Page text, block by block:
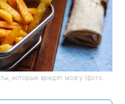
которые вредят мозгу (фото: